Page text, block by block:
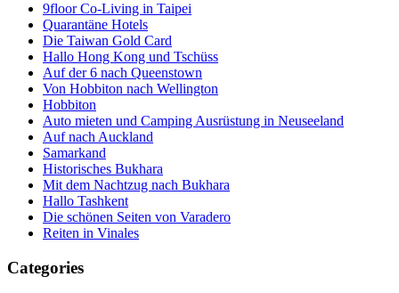
9floor Co-Living in Taipei
Quarantäne Hotels
Die Taiwan Gold Card
Hallo Hong Kong und Tschüss
Auf der 6 nach Queenstown
Von Hobbiton nach Wellington
Hobbiton
Auto mieten und Camping Ausrüstung in Neuseeland
Auf nach Auckland
Samarkand
Historisches Bukhara
Mit dem Nachtzug nach Bukhara
Hallo Tashkent
Die schönen Seiten von Varadero
Reiten in Vinales
Categories